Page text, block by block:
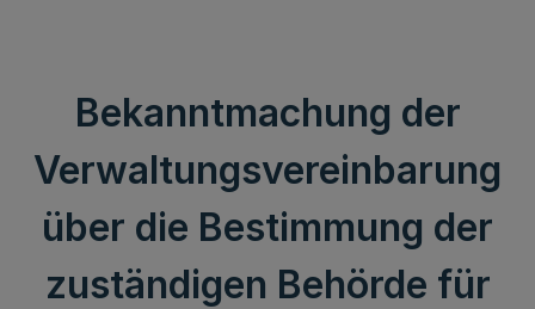
Bekanntmachung der
Verwaltungsvereinbarung
über die Bestimmung der
zuständigen Behörde für